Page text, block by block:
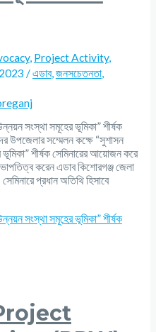
, Project Activity,
/এডাব, জনসচেতনতা,
সংস্থা সমূহের ভূমিকা” শীর্ষক
উপজেলার সম্মেলন কক্ষে “সুশাসন
শীর্ষক সেমিনারের আয়োজন করে
করেন এডাব কিশোরগঞ্জ জেলা
প্রধান অতিথি হিসাবে
সংস্থা সমূহের ভূমিকা” শীর্ষক